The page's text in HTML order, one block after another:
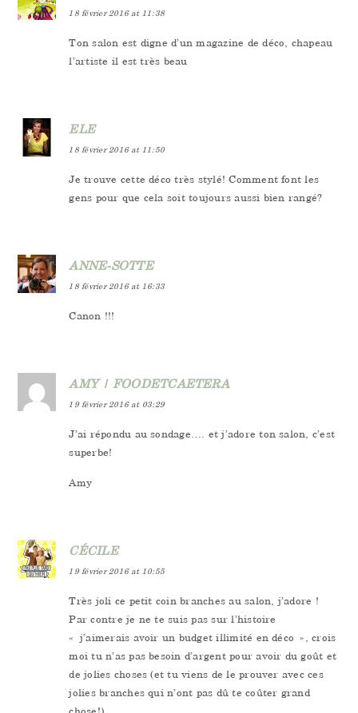
18 février 2016 at 11:38
Ton salon est digne d’un magazine de déco, chapeau
l’artiste il est très beau
ELE
18 février 2016 at 11:50
Je trouve cette déco très stylé! Comment font les
gens pour que cela soit toujours aussi bien rangé?
ANNE-SOTTE
18 février 2016 at 16:33
Canon !!!
AMY | FOODETCAETERA
19 février 2016 at 03:29
J’ai répondu au sondage…. et j’adore ton salon, c’est
superbe!
Amy
CÉCILE
19 février 2016 at 10:55
Très joli ce petit coin branches au salon, j’adore !
Par contre je ne te suis pas sur l’histoire
« j’aimerais avoir un budget illimité en déco », crois
moi tu n’as pas besoin d’argent pour avoir du goût et
de jolies choses (et tu viens de le prouver avec ces
jolies branches qui n’ont pas dû te coûter grand
chose!)